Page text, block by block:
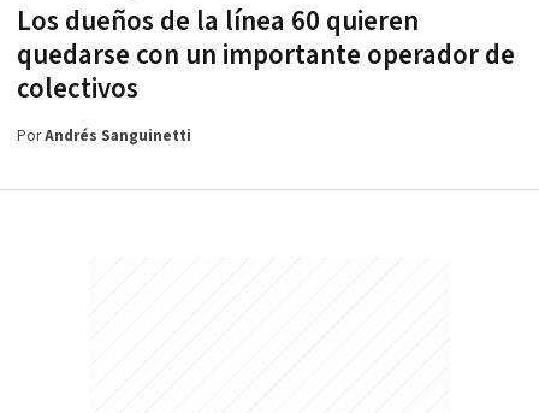
Los dueños de la línea 60 quieren
quedarse con un importante operador de
colectivos
PorAndrés Sanguinetti